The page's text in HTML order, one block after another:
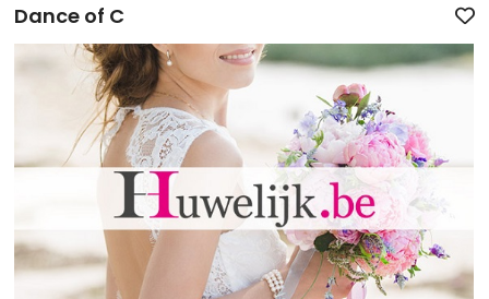
Dance of C